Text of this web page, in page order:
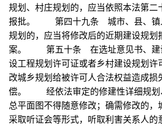
规划、村庄规划的，应当依照本法第二
报批。 第四十九条 城市、县、镇
规划的，应当将修改后的近期建设规划
案。 第五十条 在选址意见书、建
设工程规划许可证或者乡村建设规划许
改城乡规划给被许可人合法权益造成
偿。 经依法审定的修建性详细规划
总平面图不得随意修改；确需修改的，
采取听证会等形式，听取利害关系人的